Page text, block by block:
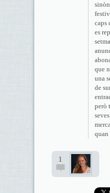
caps
es
que
una
de
però
quan
1